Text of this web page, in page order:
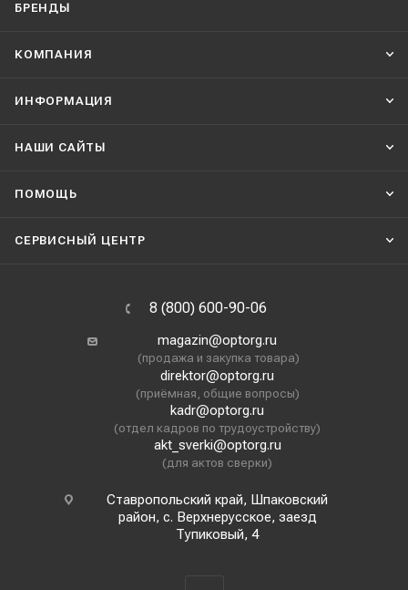
БРЕНДЫ
КОМПАНИЯ
ИНФОРМАЦИЯ
НАШИ CАЙТЫ
ПОМОЩЬ
СЕРВИСНЫЙ ЦЕНТР
8 (800) 600-90-06
magazin@optorg.ru
(продажа и закупка товара)
direktor@optorg.ru
(приёмная, общие вопросы)
kadr@optorg.ru
(отдел кадров по трудоустройству)
akt_sverki@optorg.ru
(для актов сверки)
Ставропольский край, Шпаковский
район, с. Верхнерусское, заезд
Тупиковый, 4